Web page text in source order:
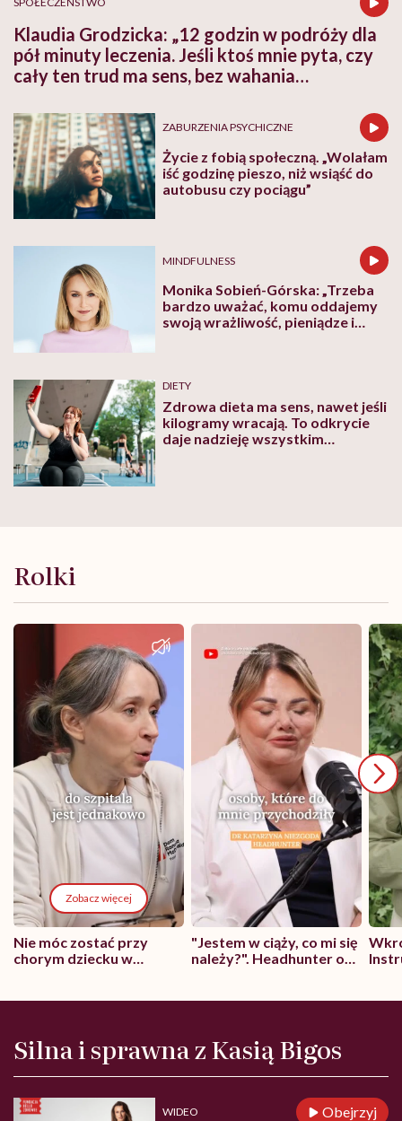
Klaudia Grodzicka: „12 godzin w podróży dla
pół minuty leczenia. Jeśli ktoś mnie pyta, czy
cały ten trud ma sens, bez wahania
ZABURZENIA PSYCHICZNE
Życie z fobią społeczną. „Wolałam
iść godzinę pieszo, niż wsiąść do
autobusu czy pociągu”
MINDFULNESS
Monika Sobień-Górska: „Trzeba
bardzo uważać, komu oddajemy
swoją wrażliwość, pieniądze i
DIETY
Zdrowa dieta ma sens, nawet jeśli
kilogramy wracają. To odkrycie
daje nadzieję wszystkim
Rolki
Zobacz więcej
Nie móc zostać przy
chorym dziecku w
może chyba tylko
wyobraźni"
"Jestem w ciąży, co mi się
należy?". Headhunter o
pracy
Silna i sprawna z Kasią Bigos
WIDEO
Obejrzyj